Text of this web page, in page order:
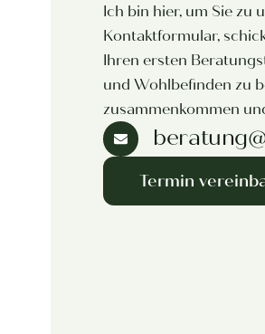
Ich bin hier, um Sie zu
Kontaktformular,
Ihren ersten
und Wohlbefinden zu
zusammenkommen
Termin